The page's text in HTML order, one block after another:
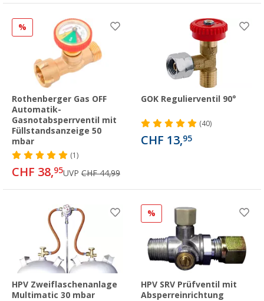
%
Rothenberger Gas OFF
Automatik-
Gasnotabsperrventil mit
Füllstandsanzeige 50
mbar
(1)
CHF 38,95UVP CHF 44,99
GOK Regulierventil 90°
(40)
CHF 13,95
HPV Zweiflaschenanlage
Multimatic 30 mbar
%
HPV SRV Prüfventil mit
Absperreinrichtung